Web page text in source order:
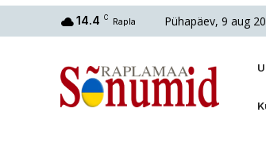
14.4 C Rapla Pühapäev, 9 aug